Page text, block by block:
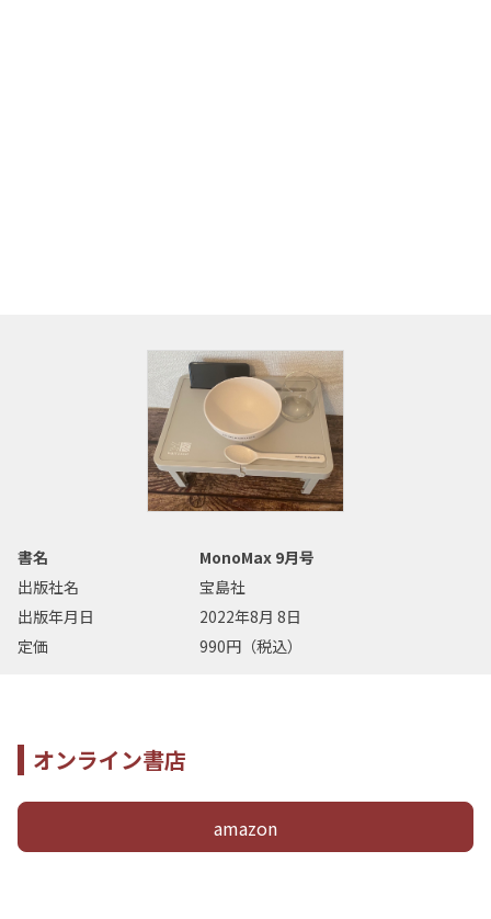
書名
MonoMax 9月号
出版社名
宝島社
出版年月日
2022年8月 8日
定価
990円（税込）
オンライン書店
amazon